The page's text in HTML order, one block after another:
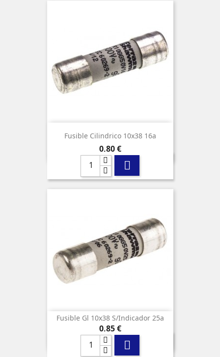
Fusible Cilindrico 10x38 16a
Precio
0,80 €

Fusible Gl 10x38 S/indicador 25a
Precio
0,85 €
